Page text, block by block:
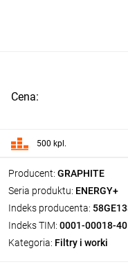
Producent: GRAPHITE
Seria produktu: ENERGY+
Indeks producenta:
Indeks TIM: 0001-00018-
Kategoria: Filtry i worki
Cena:
500 kpl.